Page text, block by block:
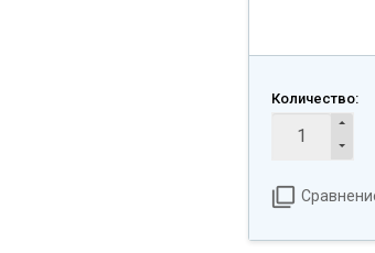
Количество: